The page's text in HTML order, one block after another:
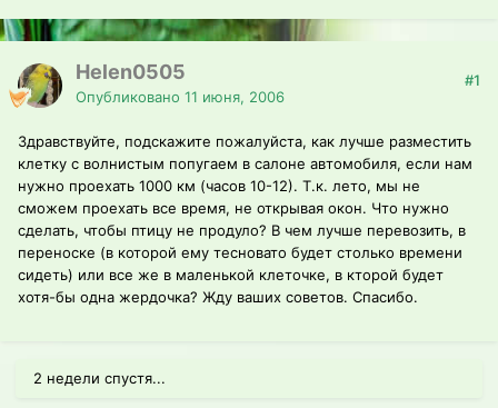
Helen0505
Опубликовано 11 июня, 2006
#1
Здравствуйте, подскажите пожалуйста, как лучше разместить
клетку с волнистым попугаем в салоне автомобиля, если нам
нужно проехать 1000 км (часов 10-12). Т.к. лето, мы не
сможем проехать все время, не открывая окон. Что нужно
сделать, чтобы птицу не продуло? В чем лучше перевозить, в
переноске (в которой ему тесновато будет столько времени
сидеть) или все же в маленькой клеточке, в кторой будет
хотя-бы одна жердочка? Жду ваших советов. Спасибо.
2 недели спустя...